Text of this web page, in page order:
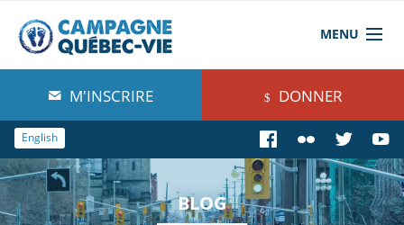
MENU
À propos de nous
Blog
Comprendre
Agir
M'INSCRIRE DONNER
English
BLOG